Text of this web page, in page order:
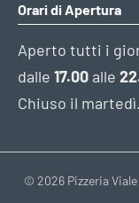
Orari di Apertura
Aperto tutti i
dalle 17.00 alle
Chiuso il martedì.
© 2026 Pizzeria